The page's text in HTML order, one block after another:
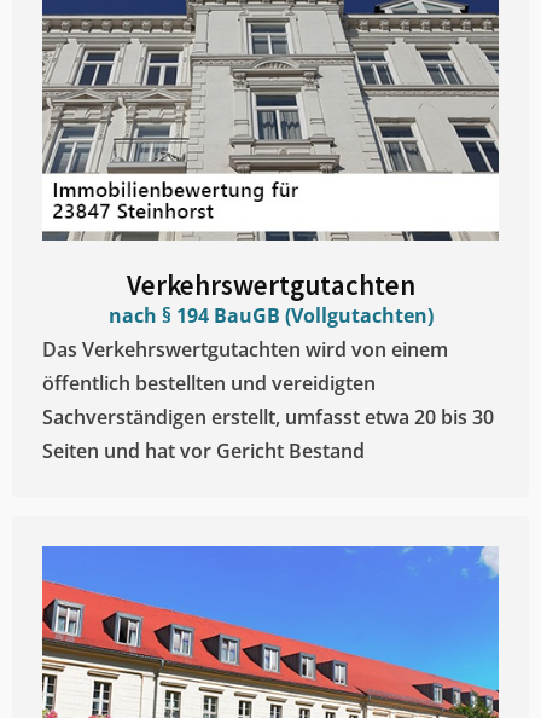
Verkehrswertgutachten
nach § 194 BauGB (Vollgutachten)
Das Verkehrswertgutachten wird von einem
öffentlich bestellten und vereidigten
Sachverständigen erstellt, umfasst etwa 20 bis 30
Seiten und hat vor Gericht Bestand